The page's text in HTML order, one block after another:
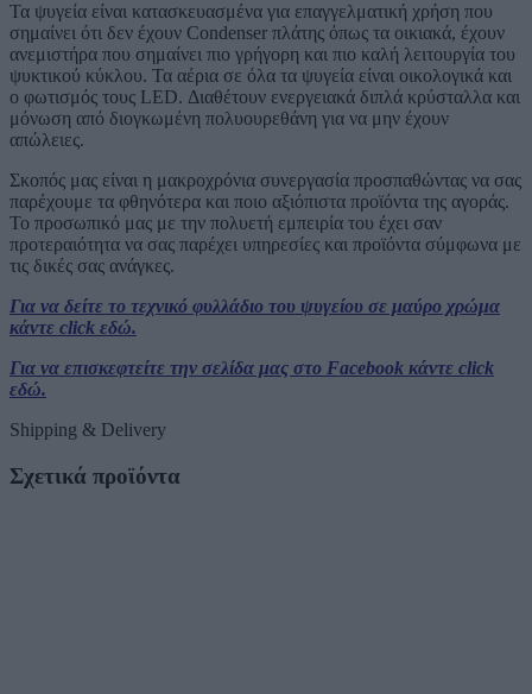
Τα ψυγεία είναι κατασκευασμένα για επαγγελματική χρήση που
σημαίνει ότι δεν έχουν Condenser πλάτης όπως τα οικιακά, έχουν
ανεμιστήρα που σημαίνει πιο γρήγορη και πιο καλή λειτουργία του
ψυκτικού κύκλου. Τα αέρια σε όλα τα ψυγεία είναι οικολογικά και
ο φωτισμός τους LED. Διαθέτουν ενεργειακά διπλά κρύσταλλα και
μόνωση από διογκωμένη πολυουρεθάνη για να μην έχουν
απώλειες.
Σκοπός μας είναι η μακροχρόνια συνεργασία προσπαθώντας να σας
παρέχουμε τα φθηνότερα και ποιο αξιόπιστα προϊόντα της αγοράς.
Το προσωπικό μας με την πολυετή εμπειρία του έχει σαν
προτεραιότητα να σας παρέχει υπηρεσίες και προϊόντα σύμφωνα με
τις δικές σας ανάγκες.
Για να δείτε το τεχνικό φυλλάδιο του ψυγείου σε μαύρο χρώμα
κάντε click εδώ.
Για να επισκεφτείτε την σελίδα μας στο Facebook κάντε click
εδώ.
Shipping & Delivery
Σχετικά προϊόντα